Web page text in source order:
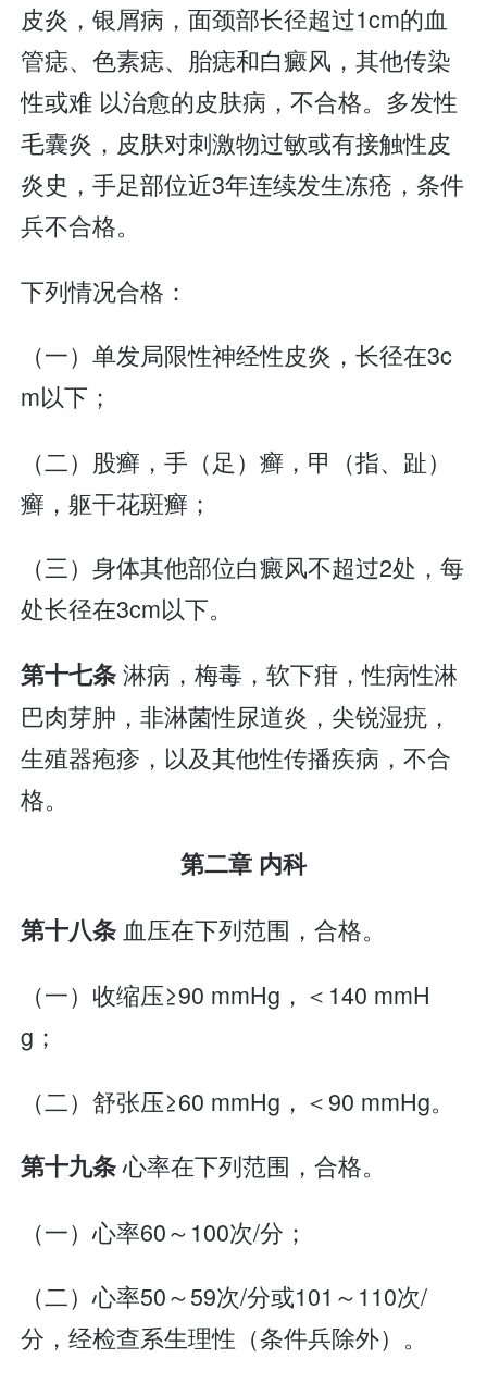
皮炎，银屑病，面颈部长径超过1cm的血
管痣、色素痣、胎痣和白癜风，其他传染
性或难 以治愈的皮肤病，不合格。多发性
毛囊炎，皮肤对刺激物过敏或有接触性皮
炎史，手足部位近3年连续发生冻疮，条件
兵不合格。
下列情况合格：
（一）单发局限性神经性皮炎，长径在3c
m以下；
（二）股癣，手（足）癣，甲（指、趾）
癣，躯干花斑癣；
（三）身体其他部位白癜风不超过2处，每
处长径在3cm以下。
第十七条淋病，梅毒，软下疳，性病性淋
巴肉芽肿，非淋菌性尿道炎，尖锐湿疣，
生殖器疱疹，以及其他性传播疾病，不合
格。
第二章 内科
第十八条 血压在下列范围，合格。
（一）收缩压≥90 mmHg，＜140 mmH
g；
（二）舒张压≥60 mmHg，＜90 mmHg。
第十九条心率在下列范围，合格。
（一）心率60～100次/分；
（二）心率50～59次/分或101～110次/
分，经检查系生理性（条件兵除外）。